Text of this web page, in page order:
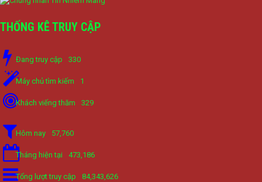
THỐNG KÊ TRUY CẬP
Đang truy cập 330
Máy chủ tìm kiếm 1
Khách viếng thăm 329
Hôm nay 57,760
Tháng hiện tại 473,186
Tổng lượt truy cập 84,343,626